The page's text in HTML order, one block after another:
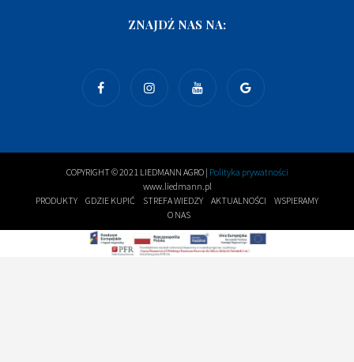
ZNAJDŹ NAS NA:
COPYRIGHT © 2021 LIEDMANN AGRO | Polityka prywatności
www.liedmann.pl
PRODUKTY
GDZIE KUPIĆ STREFA WIEDZY AKTUALNOŚCI
WSPIERAMY
O NAS